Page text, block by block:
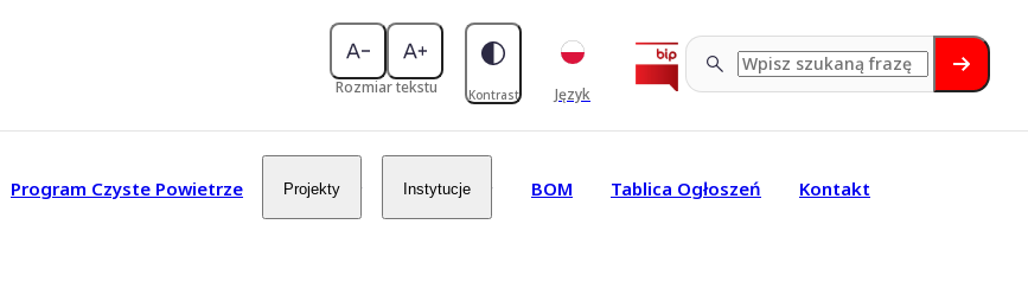
Rozmiar tekstu Kontrast Język
Program Czyste Powietrze Projekty Instytucje BOM Tablica Ogłoszeń Kontakt